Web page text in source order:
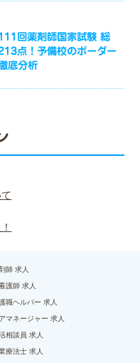
回薬剤師国家試験 総
点！予備校のボーダー
底分析
師 求人
護師 求人
職ヘルパー 求人
マネージャー 求人
相談員 求人
療法士 求人